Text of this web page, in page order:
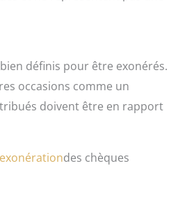
définis pour être exonérés.
occasions comme un
doivent être en rapport
des chèques